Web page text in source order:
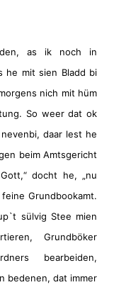
as ik noch in
he mit sien Bladd bi
nich mit hüm
So weer dat ok
daar lest he
beim Amtsgericht
docht he, „nu
Grundbookamt.
sülvig Stee mien
Grundböker
bearbeiden,
bedenen, dat immer